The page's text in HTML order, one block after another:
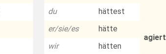
agiert
du
hättest
er/sie/es
hätte
wir
hätten